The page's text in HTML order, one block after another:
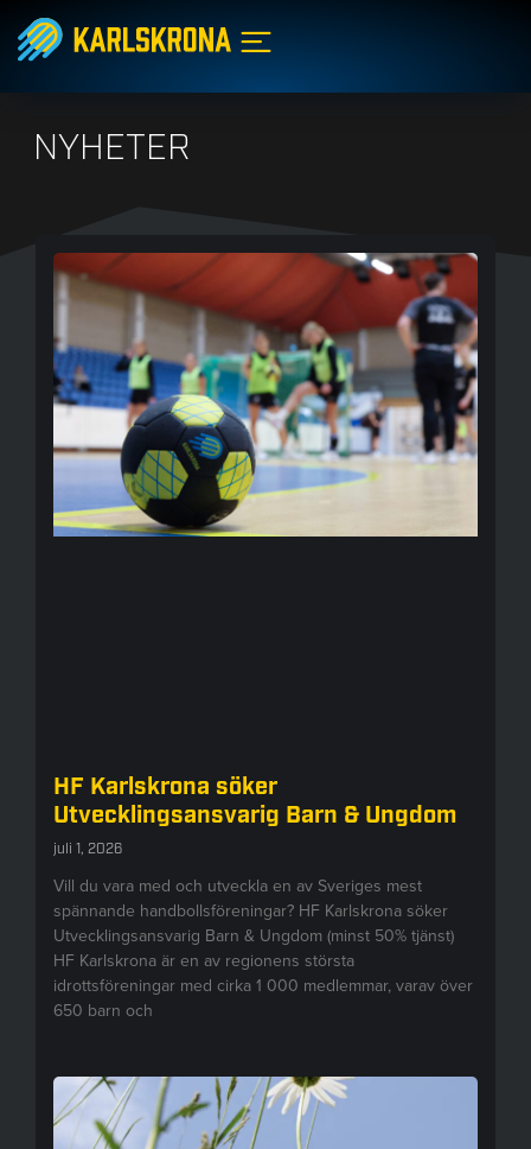
NYHETER
HF Karlskrona söker
Utvecklingsansvarig Barn & Ungdom
juli 1, 2026
Vill du vara med och utveckla en av Sveriges mest
spännande handbollsföreningar? HF Karlskrona söker
Utvecklingsansvarig Barn & Ungdom (minst 50% tjänst)
HF Karlskrona är en av regionens största
idrottsföreningar med cirka 1 000 medlemmar, varav över
650 barn och